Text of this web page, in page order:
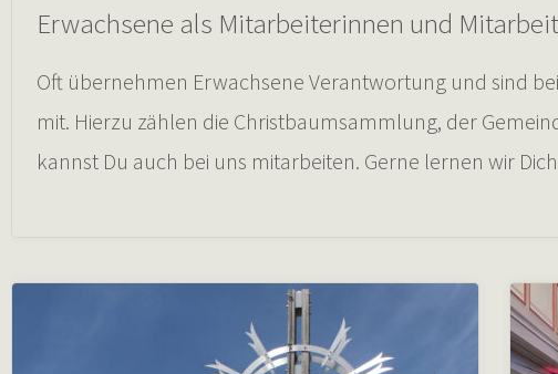
Erwachsene als Mitarbeiterinnen und
Oft übernehmen Erwachsene Verantwortung und sind
mit. Hierzu zählen die Christbaumsammlung, der
kannst Du auch bei uns mitarbeiten. Gerne lernen wir